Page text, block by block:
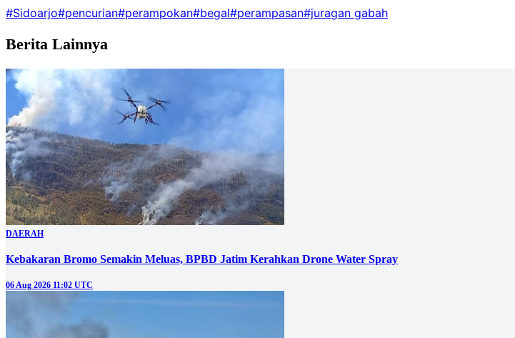
#Sidoarjo#pencurian#perampokan#begal#perampasan#juragan gabah
Berita Lainnya
DAERAH
Kebakaran Bromo Semakin Meluas, BPBD Jatim Kerahkan Drone Water Spray
06 Aug 2026 11:02 UTC